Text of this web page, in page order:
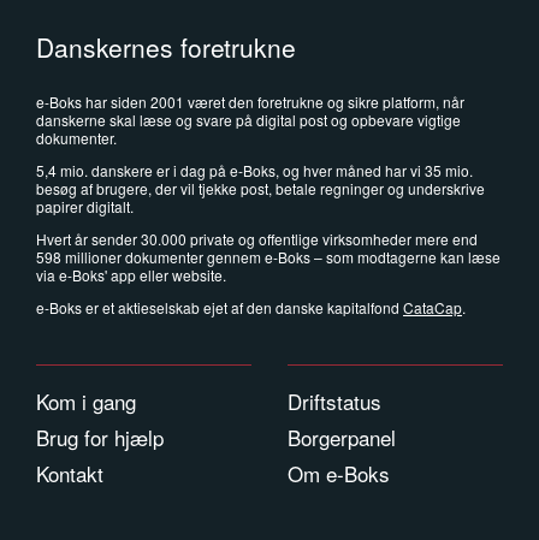
Danskernes foretrukne
e-Boks har siden 2001 været den foretrukne og sikre platform, når
danskerne skal læse og svare på digital post og opbevare vigtige
dokumenter.
5,4 mio. danskere er i dag på e-Boks, og hver måned har vi 35 mio.
besøg af brugere, der vil tjekke post, betale regninger og underskrive
papirer digitalt.
Hvert år sender 30.000 private og offentlige virksomheder mere end
598 millioner dokumenter gennem e-Boks – som modtagerne kan læse
via e-Boks' app eller website.
e-Boks er et aktieselskab ejet af den danske kapitalfond CataCap.
Kom i gang
Brug for hjælp
Kontakt
Driftstatus
Borgerpanel
Om e-Boks